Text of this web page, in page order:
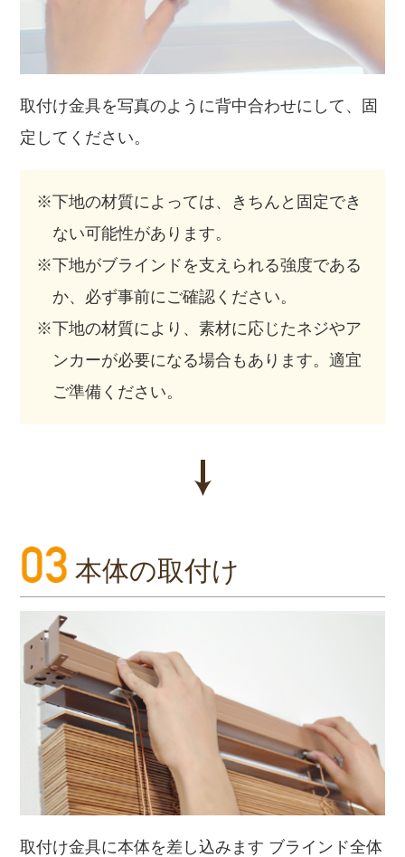
取付け金具を写真のように背中合わせにして、固
定してください。
※下地の材質によっては、きちんと固定でき
ない可能性があります。
※下地がブラインドを支えられる強度である
か、必ず事前にご確認ください。
※下地の材質により、素材に応じたネジやア
ンカーが必要になる場合もあります。適宜
ご準備ください。
本体の取付け
取付け金具に本体を差し込みます ブラインド全体